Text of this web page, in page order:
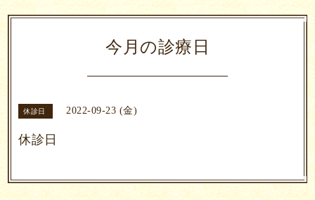
今月の診療日
休診日 2022-09-23 (金)
休診日